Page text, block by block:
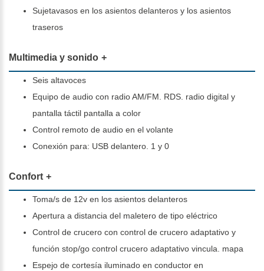
Sujetavasos en los asientos delanteros y los asientos
traseros
Multimedia y sonido
Seis altavoces
Equipo de audio con radio AM/FM. RDS. radio digital y
pantalla táctil pantalla a color
Control remoto de audio en el volante
Conexión para: USB delantero. 1 y 0
Confort
Toma/s de 12v en los asientos delanteros
Apertura a distancia del maletero de tipo eléctrico
Control de crucero con control de crucero adaptativo y
función stop/go control crucero adaptativo vincula. mapa
Espejo de cortesía iluminado en conductor en